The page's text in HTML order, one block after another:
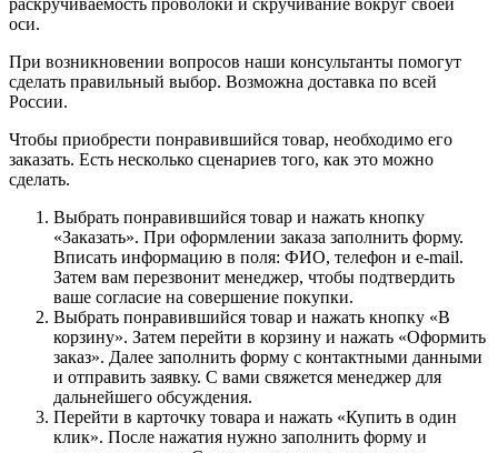
оси.
При возникновении вопросов наши консультанты помогут
сделать правильный выбор. Возможна доставка по всей
России.
Чтобы приобрести понравившийся товар, необходимо его
заказать. Есть несколько сценариев того, как это можно
сделать.
Выбрать понравившийся товар и нажать кнопку
«Заказать». При оформлении заказа заполнить форму.
Вписать информацию в поля: ФИО, телефон и e-mail.
Затем вам перезвонит менеджер, чтобы подтвердить
ваше согласие на совершение покупки.
Выбрать понравившийся товар и нажать кнопку «В
корзину». Затем перейти в корзину и нажать «Оформить
заказ». Далее заполнить форму с контактными данными
и отправить заявку. С вами свяжется менеджер для
дальнейшего обсуждения.
Перейти в карточку товара и нажать «Купить в один
клик». После нажатия нужно заполнить форму и